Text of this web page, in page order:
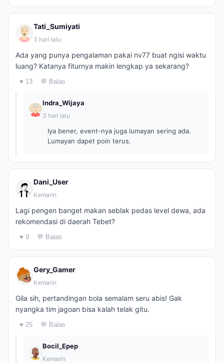
Tati_Sumiyati
3 hari lalu
Ada yang punya pengalaman pakai nv77 buat ngisi waktu
luang? Katanya fiturnya makin lengkap ya sekarang?
♥ 13 💬 Balas
Indra_Wijaya
3 hari lalu
Iya bener, event-nya juga lumayan sering ada.
Lumayan dapet poin terus.
Dani_User
Kemarin
Lagi pengen banget makan seblak pedas level dewa, ada
rekomendasi di daerah Tebet?
♥ 9 💬 Balas
Gery_Gamer
Kemarin
Gila sih, pertandingan bola semalam seru abis! Gak
nyangka tim jagoan bisa kalah telak gitu.
♥ 25 💬 Balas
Bocil_Epep
Kemarin